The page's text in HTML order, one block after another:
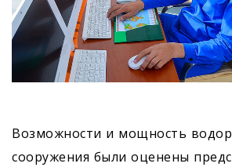
Возможности и мощность
сооружения были оценены